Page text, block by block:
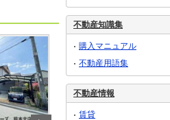
不動産知識集
購入マニュアル
不動産用語集
不動産情報
賃貸